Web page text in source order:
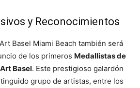
y Reconocimientos
Basel Miami Beach también será
de los primeros Medallistas de
Basel. Este prestigioso galardón
grupo de artistas, entre los